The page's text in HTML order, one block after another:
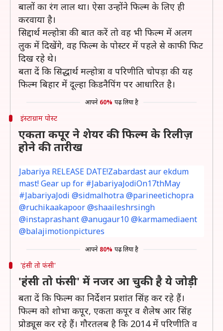
बालों का रंग लाल था। ऐसा उन्होंने फिल्म के लिए ही
करवाया है।
सिद्दार्थ मल्होत्रा की बात करें तो वह भी फिल्म में अलग
लुक में दिखेंगे, वह फिल्म के पोस्टर में पहले से काफी फिट
दिख रहे थे।
बता दें कि सिद्धार्थ मल्होत्रा व परिणीति चोपड़ा की यह
फिल्म बिहार में दूल्हा किडनैपिंग पर आधारित है।
आपने 60% पढ़ लिया है
इंस्टाग्राम पोस्ट
एकता कपूर ने शेयर की फिल्म के रिलीज़
होने की तारीख
Jabariya RELEASE DATE!Zabardast aur ekdum
mast! Gear up for #JabariyaJodiOn17thMay
#JabariyaJodi @sidmalhotra @parineetichopra
@ruchikaakapoor @shaaileshrsingh
@instaprashant @anugaur10 @karmamediaent
@balajimotionpictures
आपने 80% पढ़ लिया है
'हंसी तो फंसी'
'हंंसी तो फंसी' में नजर आ चुकी है ये जोड़ी
बता दें कि फिल्म का निर्देशन प्रशांत सिंह कर रहे हैं।
फिल्म को शोभा कपूर, एकता कपूर व शैलेष आर सिंह
प्रोड्यूस कर रहे हैं। गौरतलब है कि 2014 में परिणीति व